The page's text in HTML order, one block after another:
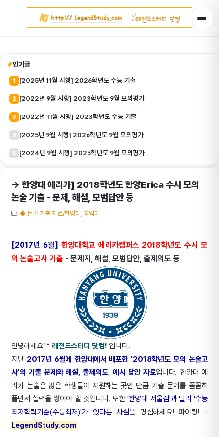
인기글
1 [2025년 11월 시행] 2026학년도 수능 기출
2 [2022년 9월 시행] 2023학년도 9월 모의평가
3 [2022년 11월 시행] 2023학년도 수능 기출
4 [2025년 9월 시행] 2026학년도 9월 모의평가
5 [2024년 9월 시행] 2025학년도 9월 모의평가
→ 한양대 에리카] 2018학년도 한양Erica 수시 모의
논술 기출 - 문제, 해설, 모범답안 등
◆ 논술 기출 자료/한양대, 홍익대
[2017년 6월] 한양대학교 에리카캠퍼스 2018학년도 수시 모
의 논술고사 기출 - 문제지, 해설, 모범답안, 출제의도 등
안녕하세요^^ 레전드스터디 닷컴! 입니다.
지난 2017년 6월에 한양대에서 배포한 '2018학년도 모의 논술고
사'의 기출 문제와 해설, 출제의도, 예시 답안 자료입니다. 한양대 에
리카 논술은 많은 학생들이 지원하는 곳인 만큼 기출 문제를 꼼꼼히
풀면서 실력을 쌓아야 할 것입니다. 또한 '한양대 서울캠'과 달리 '수능
최저학력기준(수능최저)'가 있다는 사실을 명심하세요! 파이팅! -
LegendStudy.com